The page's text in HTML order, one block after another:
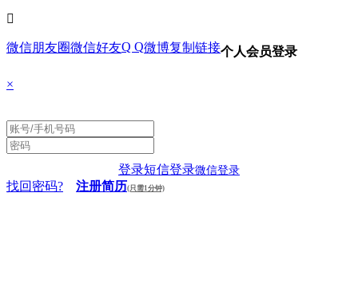

微信朋友圈微信好友Q Q微博复制链接个人会员登录
×
登录短信登录微信登录
找回密码? 注册简历(只需1分钟)